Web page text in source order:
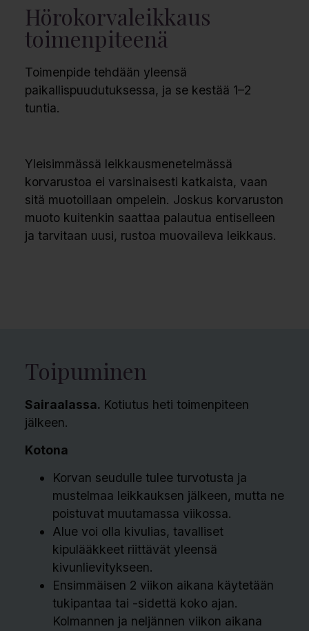
Hörokorvaleikkaus
toimenpiteenä
Toimenpide tehdään yleensä
paikallispuudutuksessa, ja se kestää 1–2
tuntia.
Yleisimmässä leikkausmenetelmässä
korvarustoa ei varsinaisesti katkaista, vaan
sitä muotoillaan ompelein. Joskus korvaruston
muoto kuitenkin saattaa palautua entiselleen
ja tarvitaan uusi, rustoa muovaileva leikkaus.
Toipuminen
Sairaalassa. Kotiutus heti toimenpiteen
jälkeen.
Kotona
Korvan seudulle tulee turvotusta ja
mustelmaa leikkauksen jälkeen, mutta ne
poistuvat muutamassa viikossa.
Alue voi olla kivulias, tavalliset
kipulääkkeet riittävät yleensä
kivunlievitykseen.
Ensimmäisen 2 viikon aikana käytetään
tukipantaa tai -sidettä koko ajan.
Kolmannen ja neljännen viikon aikana